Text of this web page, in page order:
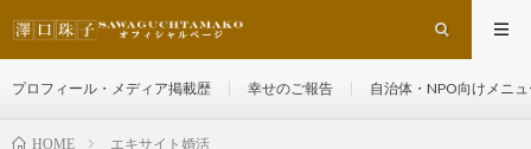
プロフィール・メディア掲載歴 幸せのご報告 自治体・NPO向けメニ
HOME エキサイト婚活